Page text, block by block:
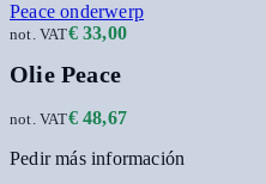
Peace onderwerp
€33,00
not. VAT
Olie Peace
€48,67
not. VAT
Pedir más información